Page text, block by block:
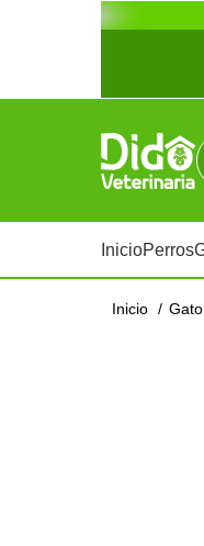
InicioPerros
Inicio Gato